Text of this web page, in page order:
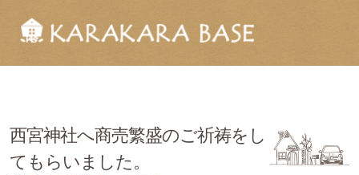
西宮神社へ商売繁盛のご祈祷をし
てもらいました。